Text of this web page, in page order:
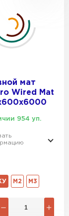
мат
Wired Mat
954 уп.
М2 М3